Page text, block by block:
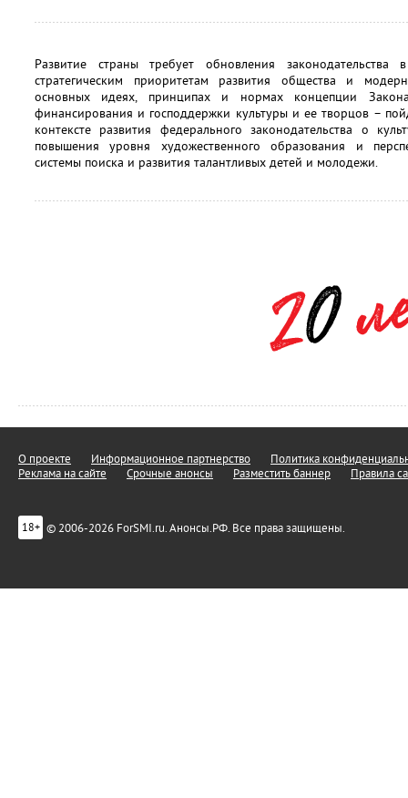
Развитие страны требует обновления законодательства
стратегическим приоритетам развития общества и
основных идеях, принципах и нормах концепции
финансирования и господдержки культуры и ее творцов –
контексте развития федерального законодательства о
повышения уровня художественного образования и
системы поиска и развития талантливых детей и молодежи.
О проекте Информационное партнерство
Политика
Реклама на сайте
Срочные анонсы Разместить баннер Правила
18+ © 2006-2026 ForSMI.ru. Анонсы.РФ. Все права защищены.